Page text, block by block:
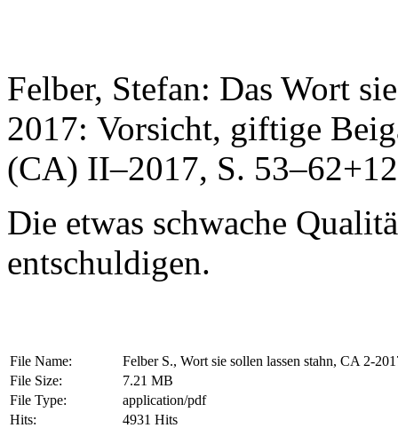
Felber, Stefan: Das Wort
2017: Vorsicht, giftige
(CA) II–2017, S.
Die etwas schwache
entschuldigen.
File Name:
Felber S., Wort sie sollen lassen stahn, CA 2-
File Size:
7.21 MB
File Type:
application/pdf
Hits:
4931 Hits